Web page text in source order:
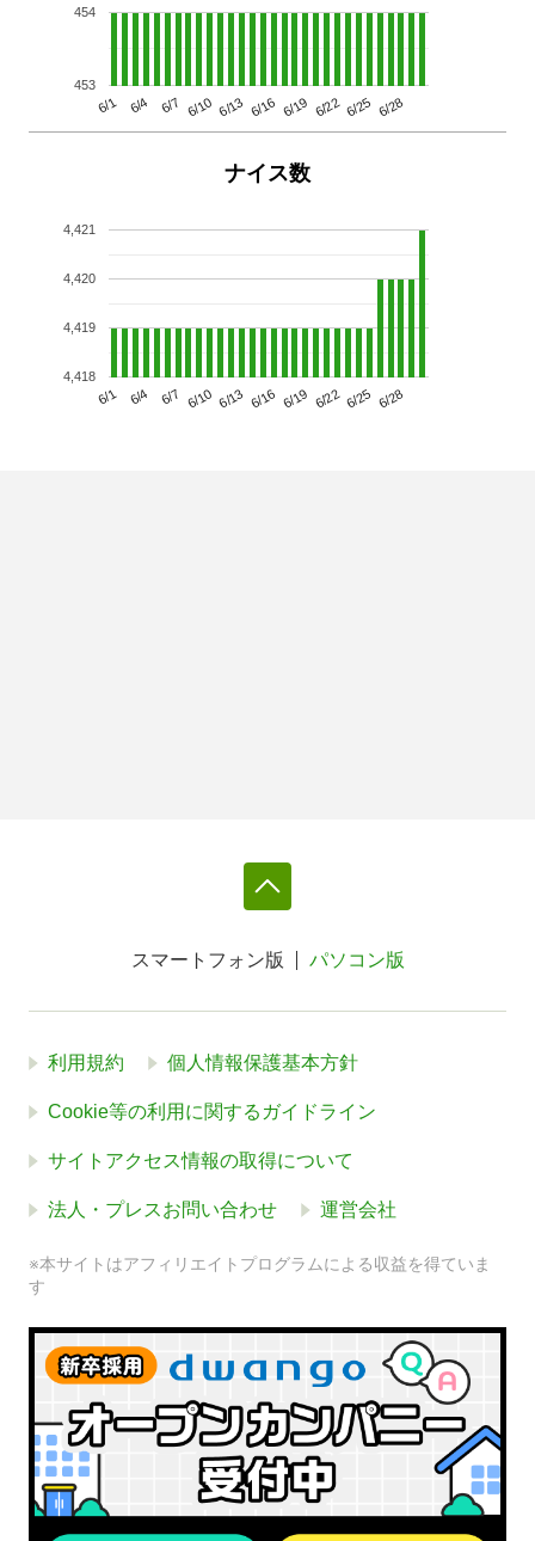
6/1 6/4 6/7 6/10 6/13 6/16 6/19 6/22 6/25 6/28
453
454
ナイス数
6/1 6/4 6/7 6/10 6/13 6/16 6/19 6/22 6/25 6/28
4,418
4,419
4,420
4,421
スマートフォン版 パソコン版
利用規約 個人情報保護基本方針
Cookie等の利用に関するガイドライン
サイトアクセス情報の取得について
法人・プレスお問い合わせ 運営会社
※本サイトはアフィリエイトプログラムによる収益を得ていま
す